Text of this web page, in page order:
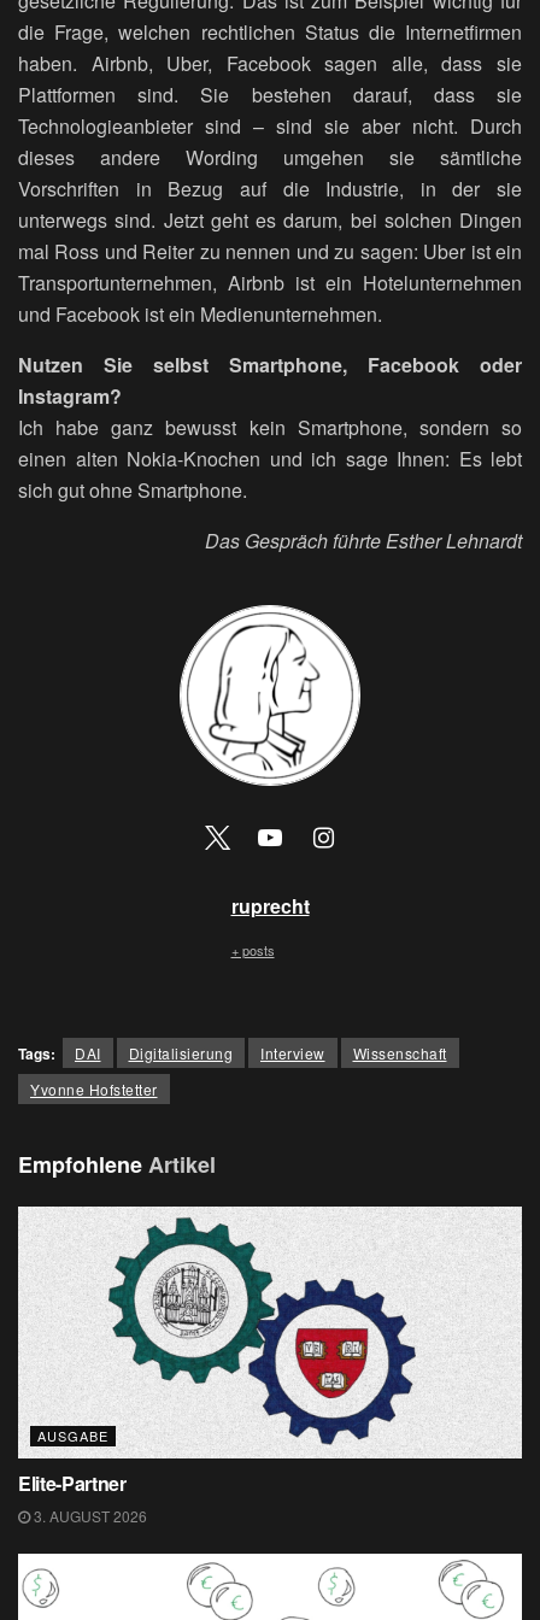
die Frage, welchen rechtlichen Status die Internetfirmen
haben. Airbnb, Uber, Facebook sagen alle, dass sie
Plattformen sind. Sie bestehen darauf, dass sie
Technologieanbieter sind – sind sie aber nicht. Durch
dieses andere Wording umgehen sie sämtliche
Vorschriften in Bezug auf die Industrie, in der sie
unterwegs sind. Jetzt geht es darum, bei solchen Dingen
mal Ross und Reiter zu nennen und zu sagen: Uber ist ein
Transportunternehmen, Airbnb ist ein Hotelunternehmen
und Facebook ist ein Medienunternehmen.
Nutzen Sie selbst Smartphone, Facebook oder
Instagram?
Ich habe ganz bewusst kein Smartphone, sondern so
einen alten Nokia-Knochen und ich sage Ihnen: Es lebt
sich gut ohne Smartphone.
Das Gespräch führte Esther Lehnardt
ruprecht
+ posts
Tags: DAI Digitalisierung Interview
Wissenschaft
Yvonne Hofstetter
EmpfohleneArtikel
AUSGABE
Elite-Partner
3. AUGUST 2026